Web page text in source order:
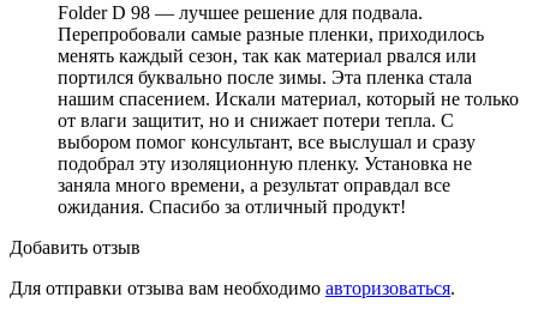
Folder D 98 — лучшее решение для подвала.
Перепробовали самые разные пленки, приходилось
менять каждый сезон, так как материал рвался или
портился буквально после зимы. Эта пленка стала
нашим спасением. Искали материал, который не только
от влаги защитит, но и снижает потери тепла. С
выбором помог консультант, все выслушал и сразу
подобрал эту изоляционную пленку. Установка не
заняла много времени, а результат оправдал все
ожидания. Спасибо за отличный продукт!
Добавить отзыв
Для отправки отзыва вам необходимо авторизоваться.